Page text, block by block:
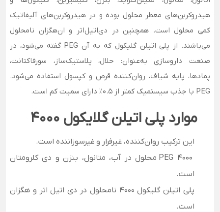
هیدروکربن‌های معطر محلول بوده و در هیدروکربن‌های آلیفاتیک
کمی محلول است. همچنین در دی‌اتیل‌اتر و ان‌هگزان نامحلول
می‌باشند. از پلی اتیلن گلیکول که به آن PEG گفته می‌شود، در
صنعت داروسازی به‌عنوان: حلال، پلاستیک‌ساز، سورفاکتانت،
پمادها، پایه شیاف، روان‌‌کننده قرص و کپسول استفاده می‌شود.
PEG با جذب سیستمیک کمتر از 0.5٪ دارای سمیت کم است.
موارد پلی اتیلن گلایکول 4000
این ترکیب روان‌کننده، غیرفرار و غیرسوزاننده است.
PEG 4000 محلول در آب، متانول، بنزن و دی کلرومتان
است.
پلی اتیلن گلیکول 4000 نامحلول در دی اتیل اتر و هگزان
است.